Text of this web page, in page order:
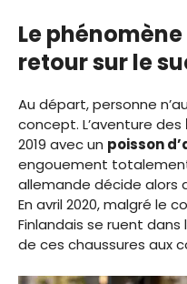
Le
retour sur le
Au départ, personne
concept. L’aventure des
2019 avec un poisson
engouement
allemande décide alors
En avril 2020, malgré le
Finlandais se ruent
de ces chaussures aux